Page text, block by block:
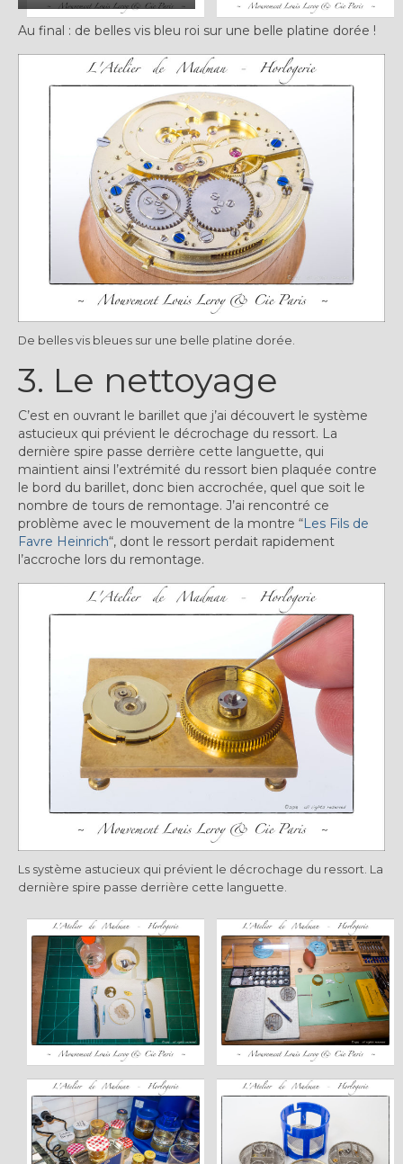
Au final : de belles vis bleu roi sur une belle platine dorée !
De belles vis bleues sur une belle platine dorée.
3. Le nettoyage
C’est en ouvrant le barillet que j’ai découvert le système
astucieux qui prévient le décrochage du ressort. La
dernière spire passe derrière cette languette, qui
maintient ainsi l’extrémité du ressort bien plaquée contre
le bord du barillet, donc bien accrochée, quel que soit le
nombre de tours de remontage. J’ai rencontré ce
problème avec le mouvement de la montre “Les Fils de
Favre Heinrich“, dont le ressort perdait rapidement
l’accroche lors du remontage.
Ls système astucieux qui prévient le décrochage du ressort. La
dernière spire passe derrière cette languette.